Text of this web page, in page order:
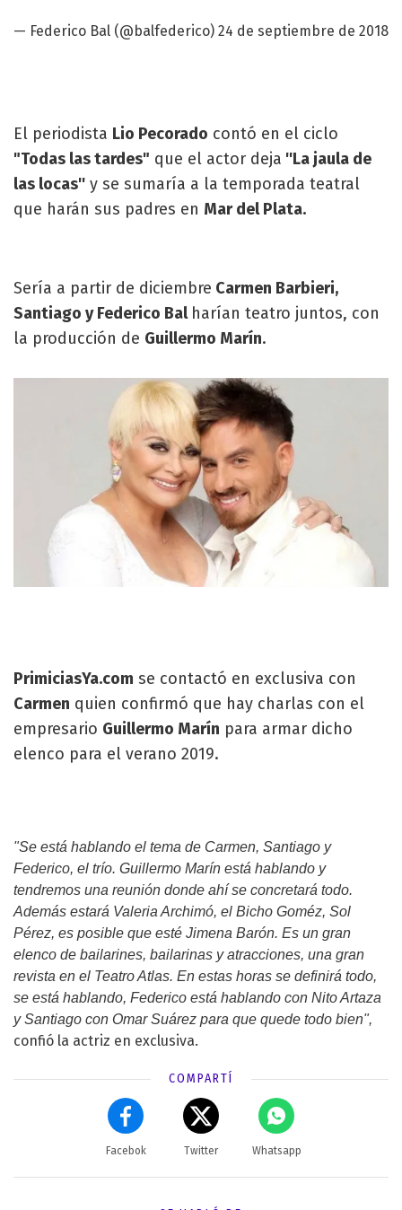
— Federico Bal (@balfederico) 24 de septiembre de 2018
El periodista Lio Pecorado contó en el ciclo
"Todas las tardes" que el actor deja ''La jaula de
las locas'' y se sumaría a la temporada teatral
que harán sus padres en Mar del Plata.
Sería a partir de diciembre Carmen Barbieri,
Santiago y Federico Bal harían teatro juntos, con
la producción de Guillermo Marín.
PrimiciasYa.com se contactó en exclusiva con
Carmen quien confirmó que hay charlas con el
empresario Guillermo Marín para armar dicho
elenco para el verano 2019.
"Se está hablando el tema de Carmen, Santiago y
Federico, el trío. Guillermo Marín está hablando y
tendremos una reunión donde ahí se concretará todo.
Además estará Valeria Archimó, el Bicho Goméz, Sol
Pérez, es posible que esté Jimena Barón. Es un gran
elenco de bailarines, bailarinas y atracciones, una gran
revista en el Teatro Atlas. En estas horas se definirá todo,
se está hablando, Federico está hablando con Nito Artaza
y Santiago con Omar Suárez para que quede todo bien",
confió la actriz en exclusiva.
COMPARTÍ
Facebok Twitter Whatsapp